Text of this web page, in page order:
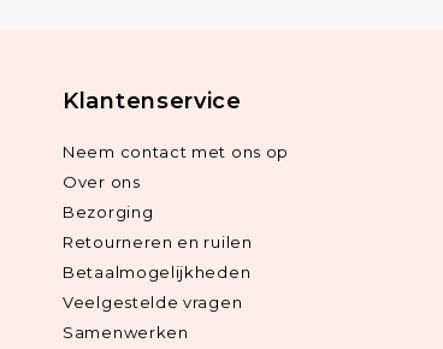
Klantenservice
Neem contact met ons op
Over ons
Bezorging
Retourneren en ruilen
Betaalmogelijkheden
Veelgestelde vragen
Samenwerken